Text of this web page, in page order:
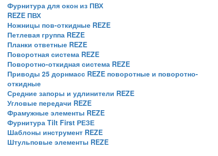
Фурнитура для окон из ПВХ
REZE ПВХ
Ножницы пов-откидные REZE
Петлевая группа REZE
Планки ответные REZE
Поворотная система REZE
Поворотно-откидная система REZE
Приводы 25 дорнмасс REZE поворотные и поворотно-
откидные
Средние запоры и удлинители REZE
Угловые передачи REZE
Фрамужные элементы REZE
Фурнитура Tilt First РЕЗЕ
Шаблоны инструмент REZE
Штульповые элементы REZE